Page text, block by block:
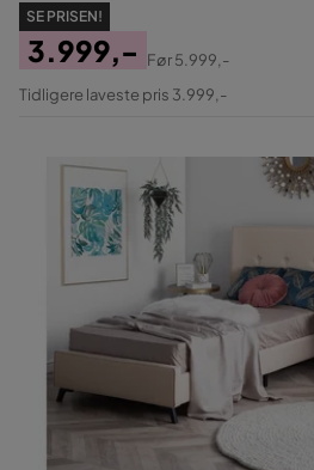
SE PRISEN!
Pris
3.999,-
Original
Før5.999,-
Tidligere laveste pris 3.999,-